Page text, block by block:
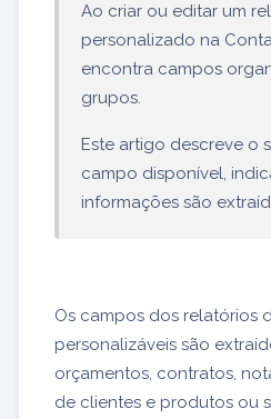
Ao criar ou editar um
personalizado na
encontra campos
grupos.
Este artigo descreve o
campo disponível,
informações são
Os campos dos relatórios
personalizáveis são
orçamentos, contratos,
de clientes e produtos ou